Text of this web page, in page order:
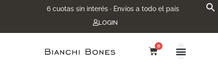
6 cuotas sin interés · Envíos a todo el país
LOGIN
0